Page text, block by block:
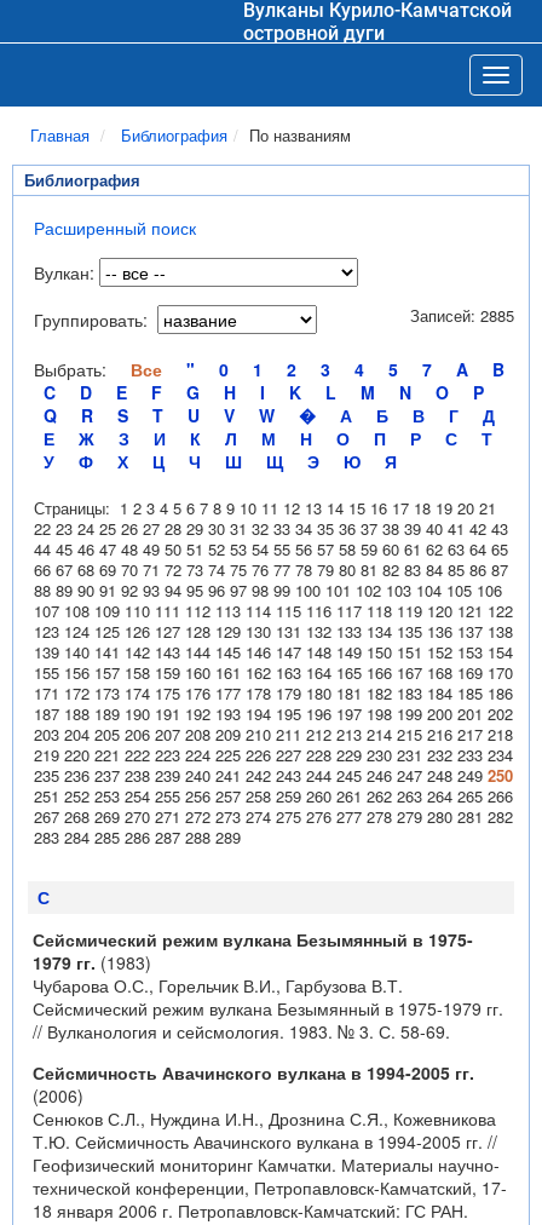
Вулканы Курило-Камчатской
островной дуги
Главная Библиография По названиям
Библиография
Расширенный поиск
Вулкан:
Группировать:
Выбрать: Все " 0 1 2 3 4 5 7 A
B
C
D E F G H I K L M N O
P
Q
R S T U V W � А Б В Г
Д
Е
Ж З И К Л М Н О П Р С
Т
У
Ф Х Ц Ч Ш Щ Э Ю Я
Записей: 2885
Страницы: 1 2 3 4 5 6 7 8 9 10 11 12 13 14 15 16 17 18 19 20 21
22 23 24 25 26 27 28 29 30 31 32 33 34 35 36 37 38 39 40 41 42 43
44 45 46 47 48 49 50 51 52 53 54 55 56 57 58 59 60 61 62 63 64 65
66 67 68 69 70 71 72 73 74 75 76 77 78 79 80 81 82 83 84 85 86 87
88 89 90 91 92 93 94 95 96 97 98 99 100 101 102 103 104 105 106
107 108 109 110 111 112 113 114 115 116 117 118 119 120 121 122
123 124 125 126 127 128 129 130 131 132 133 134 135 136 137 138
139 140 141 142 143 144 145 146 147 148 149 150 151 152 153 154
155 156 157 158 159 160 161 162 163 164 165 166 167 168 169 170
171 172 173 174 175 176 177 178 179 180 181 182 183 184 185 186
187 188 189 190 191 192 193 194 195 196 197 198 199 200 201 202
203 204 205 206 207 208 209 210 211 212 213 214 215 216 217 218
219 220 221 222 223 224 225 226 227 228 229 230 231 232 233 234
235 236 237 238 239 240 241 242 243 244 245 246 247 248 249 250
251 252 253 254 255 256 257 258 259 260 261 262 263 264 265 266
267 268 269 270 271 272 273 274 275 276 277 278 279 280 281 282
283 284 285 286 287 288 289
С
Сейсмический режим вулкана Безымянный в 1975-
1979 гг. (1983)
Чубарова О.С., Горельчик В.И., Гарбузова В.Т.
Сейсмический режим вулкана Безымянный в 1975-1979 гг.
// Вулканология и сейсмология. 1983. № 3. С. 58-69.
Сейсмичность Авачинского вулкана в 1994-2005 гг.
(2006)
Сенюков С.Л., Нуждина И.Н., Дрознина С.Я., Кожевникова
Т.Ю. Сейсмичность Авачинского вулкана в 1994-2005 гг. //
Геофизический мониторинг Камчатки. Материалы научно-
технической конференции, Петропавловск-Камчатский, 17-
18 января 2006 г. Петропавловск-Камчатский: ГС РАН.